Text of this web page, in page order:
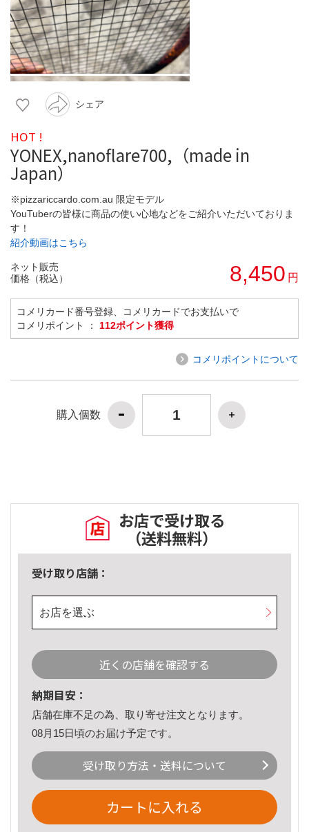
シェア
HOT !
YONEX,nanoflare700,（made in
Japan）
※pizzariccardo.com.au 限定モデル
YouTuberの皆様に商品の使い心地などをご紹介いただいておりま
す！
紹介動画はこちら
ネット販売
価格（税込）
8,450 円
コメリカード番号登録、コメリカードでお支払いで
コメリポイント ： 112ポイント獲得
コメリポイントについて
購入個数
お店で受け取る
（送料無料）
受け取り店舗：
お店を選ぶ
近くの店舗を確認する
納期目安：
店舗在庫不足の為、取り寄せ注文となります。
08月15日頃のお届け予定です。
受け取り方法・送料について
カートに入れる